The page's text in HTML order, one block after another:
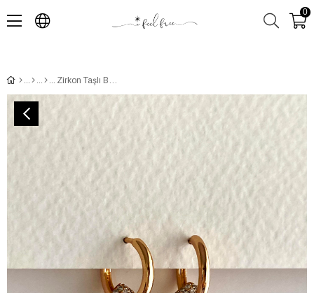
0
Zirkon Taşlı Büyük Kalp Charmlı Halka Küpe